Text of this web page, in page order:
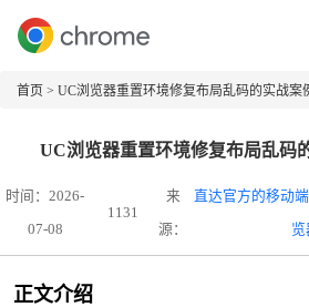
首页 > UC浏览器重置环境修复布局乱码的实战案
UC浏览器重置环境修复布局乱码
时间：2026-
07-08
1131
来
源：
直达官方的移动
览
正文介绍